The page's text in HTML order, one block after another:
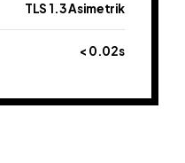
TLS 1.3 Asimetrik
< 0.02s